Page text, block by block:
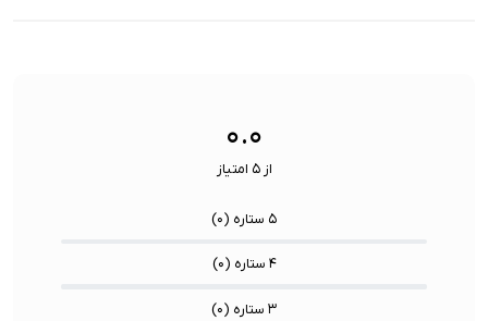
۰.۰
از ۵ امتیاز
۵ ستاره ( ۰)
۴ ستاره ( ۰)
۳ ستاره ( ۰)